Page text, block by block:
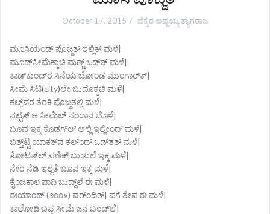
October 17, 2015 ಚೆಕ್ಕೆರ ಅಪ್ಪಯ್ಯ ತ್ಯಾಗರಾಜ
ಮೂಸಿಯಂಡ್ ಪೊಜ್ಜತ್ ಇಲ್ಲಿಕ್ ಮಳೆ|
ಮೂಡ್‌ಸೀಮೆಕ್ಕಾಚಿ ಮಣ್ಣ್ ಒಡ್‌ತ್ ಮಳೆ|
ಕಾಡ್‌ಕುಂದ್‌ರ ಸಿನೆಯ ಬೋಂಡ ಮುಂಗಾರ್‌ಕ್|
ಸೀಮೆ ಸಿಟಿ(city)ಲೇ ಬುದೊಕ್ಕಚಿ ಮಳೆ|
ಕಲ್ಲ್‌ಪರ ತೆರಕಿ ಪೊಜ್ಜತಲ್ಲಿ ಮಳೆ|
ನಟ್ಟತ್ ಆ ಸೀಮೆಲ್ ನಂದಾನ ಬೊಳೆ|
ಬೂವ ಇಕ್ಕ ಕೊಡಗ್‌ಲ್ ಅಲ್ಲಿ ಇಲ್ಲೀಂದ್ ಮಳೆ|
ಬಿತ್ತ್‌ಟ್ಟ ಯಾಕತ್‌ನ ಕಲ್ಂದ್ ಒಡ್‌ತತ್ ಮಳೆ|
ತೋಟತ್‌ಲ್ ಪಣಿಕ್ ಬುಡುಲೆ ಇಕ್ಕ ಮಳೆ|
ನೇರ ನೆಡಿ ಇಲ್ಲತೆ ಬೂವ ಇಕ್ಕ ಮಳೆ|
ಕೈಂಜಕಾಲ ಪಾದಿ ಬುದ್ದ್‌ಲೆ ಈ ಮಳೆ|
ಈಯಾಂಡ್ (೨೦೦೬) ವರ್‌ಂದಿತ್| ಪಗೆ ತೇಪ ಈ ಮಳೆ|
ಕಾಲೋದಿ ಬಪ್ಪ ಸೀಮೆ ಜನ ಬಂದ್‌ಲೆ|